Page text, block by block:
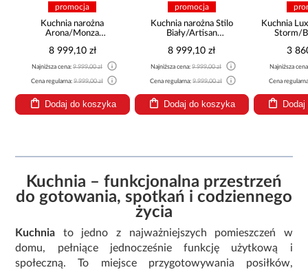
promocja
Kuchnia narożna Stilo
Biały/Artisan
8 999,10 zł
Najniższa cena: 9 999,00 zł
Cena regularna: 9 999,00 zł
Dodaj do koszyka
promocja
Kuchnia Luxeo 260 Baltic
Storm/Beige Set 3
3 860,10 zł
Najniższa cena:4 289,00 zł
Cena regularna:4 289,00 zł
Dodaj do koszyka
Kuchnia
cm
3
Najniższa
Cena
Kuchnia – funkcjonalna przestrzeń
do gotowania, spotkań i codziennego
życia
Kuchnia to jedno z najważniejszych pomieszczeń w
domu, pełniące jednocześnie funkcję użytkową i
społeczną. To miejsce przygotowywania posiłków,